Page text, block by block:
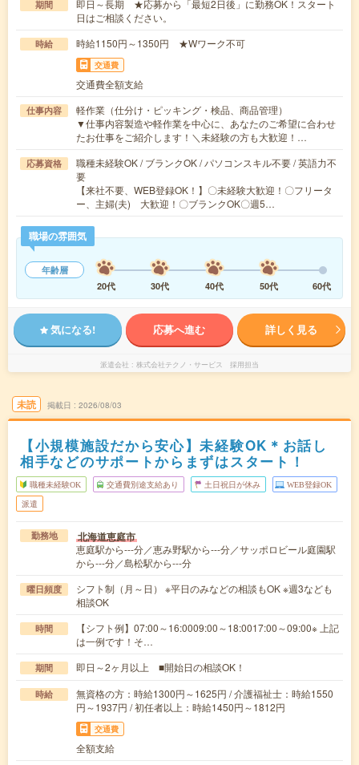
期間
即日～長期 ★応募から「最短2日後」に勤務OK！スタート
日はご相談ください。
時給 時給1150円～1350円 ★Wワーク不可
交通費
交通費全額支給
仕事内容
軽作業（仕分け・ピッキング・検品、商品管理）
▼仕事内容製造や軽作業を中心に、あなたのご希望に合わせ
たお仕事をご紹介します！＼未経験の方も大歓迎！…
応募資格
職種未経験OK / ブランクOK / パソコンスキル不要 / 英語力不
要
【来社不要、WEB登録OK！】〇未経験大歓迎！〇フリータ
ー、主婦(夫) 大歓迎！〇ブランクOK〇週5…
職場の雰囲気
年齢層
20代
30代 40代 50代 60代
気になる! 応募へ進む 詳しく見る
派遣会社 株式会社テクノ・サービス 採用担当
未読 掲載日 2026/08/03
【小規模施設だから安心】未経験OK＊お話し
相手などのサポートからまずはスタート！
職種未経験OK 交通費別途支給あり 土日祝日が休み WEB登録OK
派遣
勤務地 北海道恵庭市
恵庭駅から---分／恵み野駅から---分／サッポロビール庭園駅
から---分／島松駅から---分
曜日頻度
シフト制（月～日） ※平日のみなどの相談もOK ※週3なども
相談OK
時間
【シフト例】07:00～16:0009:00～18:0017:00～09:00※ 上記
は一例です！そ…
期間 即日～2ヶ月以上 ■開始日の相談OK！
時給
無資格の方：時給1300円～1625円 / 介護福祉士：時給1550
円～1937円 / 初任者以上：時給1450円～1812円
交通費
全額支給